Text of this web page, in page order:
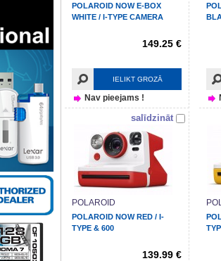
POLAROID NOW E-BOX
WHITE / I-TYPE CAMERA
149.25 €
IELIKT GROZĀ
Nav pieejams !
salīdzināt
POLAROID
POLAROID NOW RED / I-
TYPE & 600
139.99 €